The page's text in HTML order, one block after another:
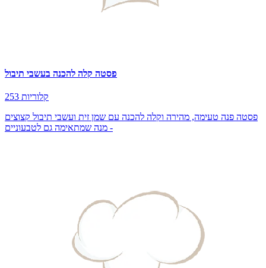
פסטה קלה להכנה בעשבי תיבול
253 קלוריות
פסטה פנה טעימה, מהירה וקלה להכנה עם שמן זית ועשבי תיבול קצוצים
- מנה שמתאימה גם לטבעוניים